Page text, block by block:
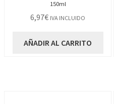
150ml
6,97€ IVA INCLUIDO
AÑADIR AL CARRITO